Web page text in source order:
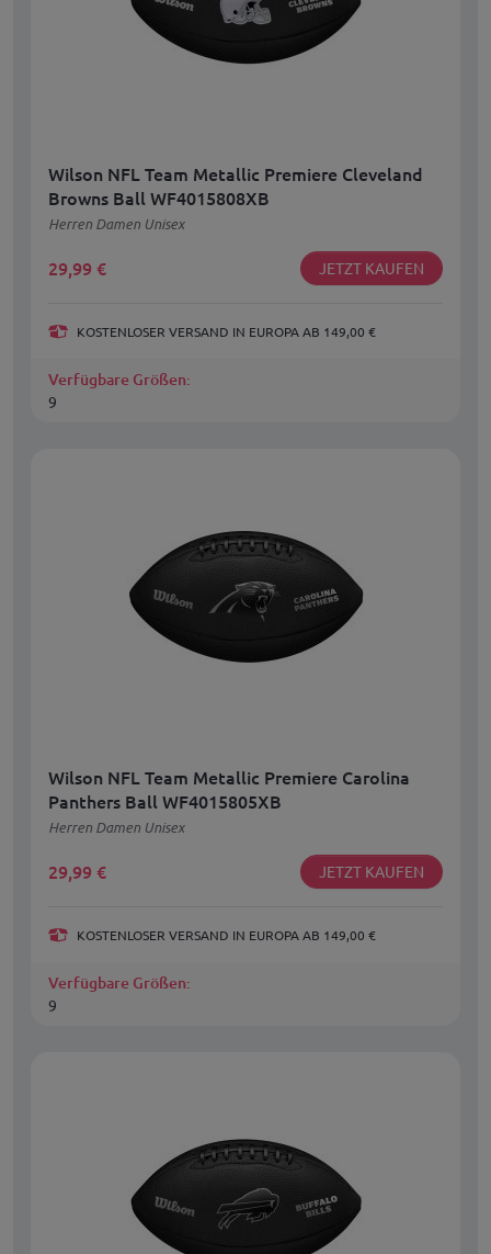
Wilson NFL Team Metallic Premiere Cleveland
Browns Ball WF4015808XB
Herren Damen Unisex
29,99 € JETZT KAUFEN
KOSTENLOSER VERSAND IN EUROPA AB 149,00 €
Verfügbare Größen:
9
Wilson NFL Team Metallic Premiere Carolina
Panthers Ball WF4015805XB
Herren Damen Unisex
29,99 € JETZT KAUFEN
KOSTENLOSER VERSAND IN EUROPA AB 149,00 €
Verfügbare Größen:
9